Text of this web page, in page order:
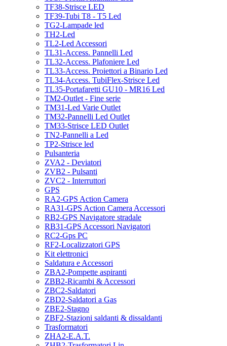
TF38-Strisce LED
TF39-Tubi T8 - T5 Led
TG2-Lampade led
TH2-Led
TL2-Led Accessori
TL31-Access. Pannelli Led
TL32-Access. Plafoniere Led
TL33-Access. Proiettori a Binario Led
TL34-Access. TubiFlex-Strisce Led
TL35-Portafaretti GU10 - MR16 Led
TM2-Outlet - Fine serie
TM31-Led Varie Outlet
TM32-Pannelli Led Outlet
TM33-Strisce LED Outlet
TN2-Pannelli a Led
TP2-Strisce led
Pulsanteria
ZVA2 - Deviatori
ZVB2 - Pulsanti
ZVC2 - Interruttori
GPS
RA2-GPS Action Camera
RA31-GPS Action Camera Accessori
RB2-GPS Navigatore stradale
RB31-GPS Accessori Navigatori
RC2-Gps PC
RF2-Localizzatori GPS
Kit elettronici
Saldatura e Accessori
ZBA2-Pompette aspiranti
ZBB2-Ricambi & Accessori
ZBC2-Saldatori
ZBD2-Saldatori a Gas
ZBE2-Stagno
ZBF2-Stazioni saldanti & dissaldanti
Trasformatori
ZHA2-E.A.T.